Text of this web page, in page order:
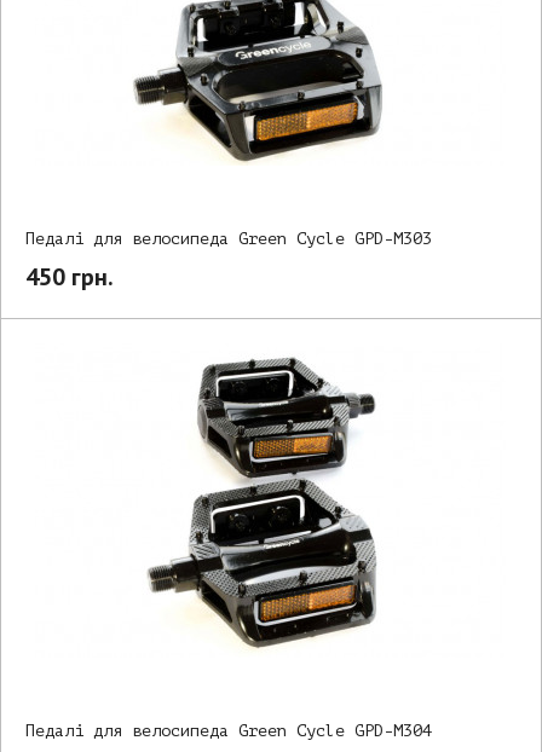
Педалі для велосипеда Green Cycle GPD-M303
450 грн.
Педалі для велосипеда Green Cycle GPD-M304